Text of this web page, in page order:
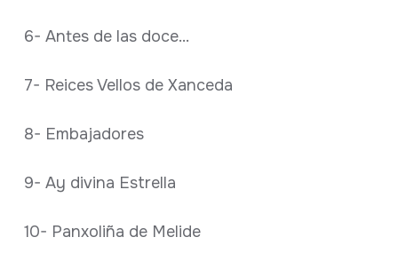
6- Antes de las doce...
7- Reices Vellos de Xanceda
8- Embajadores
9- Ay divina Estrella
10- Panxoliña de Melide